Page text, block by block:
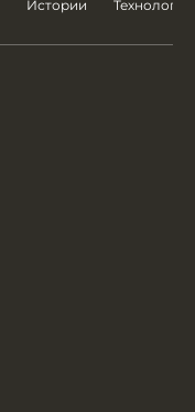
Истории Технологии